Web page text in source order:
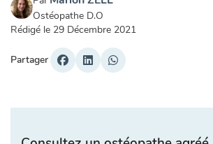
Ostéopathe D.O
Rédigé le 29 Décembre 2021
Partager